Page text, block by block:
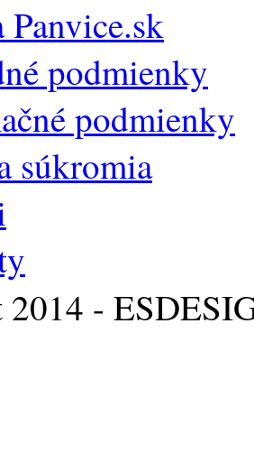
Panvice.sk
podmienky
podmienky
súkromia
-